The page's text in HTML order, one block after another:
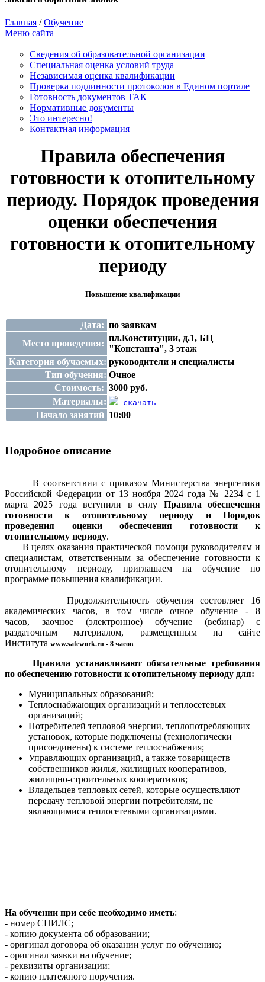
Главная /Обучение
Меню сайта
Сведения об образовательной организации
Cпециальная оценка условий труда
Независимая оценка квалификации
Проверка подлинности протоколов в Едином портале
Готовность документов ТАК
Нормативные документы
Это интересно!
Контактная информация
Правила обеспечения
готовности к отопительному
периоду. Порядок проведения
оценки обеспечения
готовности к отопительному
периоду
Повышение квалификации
Дата: по заявкам
Место проведения:
пл.Конституции, д.1, БЦ
"Константа", 3 этаж
Категория обучаемых: руководители и специалисты
Тип обучения: Очное
Стоимость: 3000 руб.
Материалы:
скачать
Начало занятий 10:00
Подробное описание
В соответствии с приказом Министерства энергетики
Российской Федерации от 13 ноября 2024 года № 2234 с 1
марта 2025 года вступили в силу Правила обеспечения
готовности к отопительному периоду и Порядок
проведения оценки обеспечения готовности к
отопительному периоду.
В целях оказания практической помощи руководителям и
специалистам, ответственным за обеспечение готовности к
отопительному периоду, приглашаем на обучение по
программе повышения квалификации.
Продолжительность обучения состовляет 16
академических часов, в том числе очное обучение - 8
часов, заочное (электронное) обучение (вебинар) с
раздаточным материалом, размещенным на сайте
Института www.safework.ru - 8 часов
Правила устанавливают обязательные требования
по обеспечению готовности к отопительному периоду для:
Муниципальных образований;
Теплоснабжающих организаций и теплосетевых
организаций;
Потребителей тепловой энергии, теплопотребляющих
установок, которые подключены (технологически
присоединены) к системе теплоснабжения;
Управляющих организаций, а также товариществ
собственников жилья, жилищных кооперативов,
жилищно-строительных кооперативов;
Владельцев тепловых сетей, которые осуществляют
передачу тепловой энергии потребителям, не
являющимися теплосетевыми организациями.
На обучении при себе необходимо иметь:
- номер СНИЛС;
- копию документа об образовании;
- оригинал договора об оказании услуг по обучению;
- оригинал заявки на обучение;
- реквизиты организации;
- копию платежного поручения.